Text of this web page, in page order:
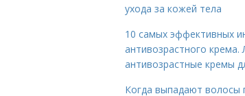
ухода за кожей тела
10 самых эффективных
антивозрастного крема.
антивозрастные кремы
Когда выпадают волосы